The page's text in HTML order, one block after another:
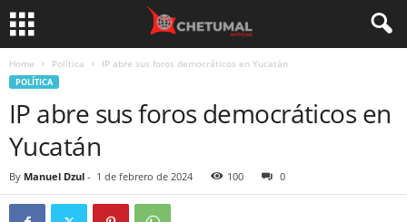
Home Política IP abre sus foros democráticos en Yucatán
POLÍTICA
IP abre sus foros democráticos en
Yucatán
By Manuel Dzul - 1 de febrero de 2024 100 0